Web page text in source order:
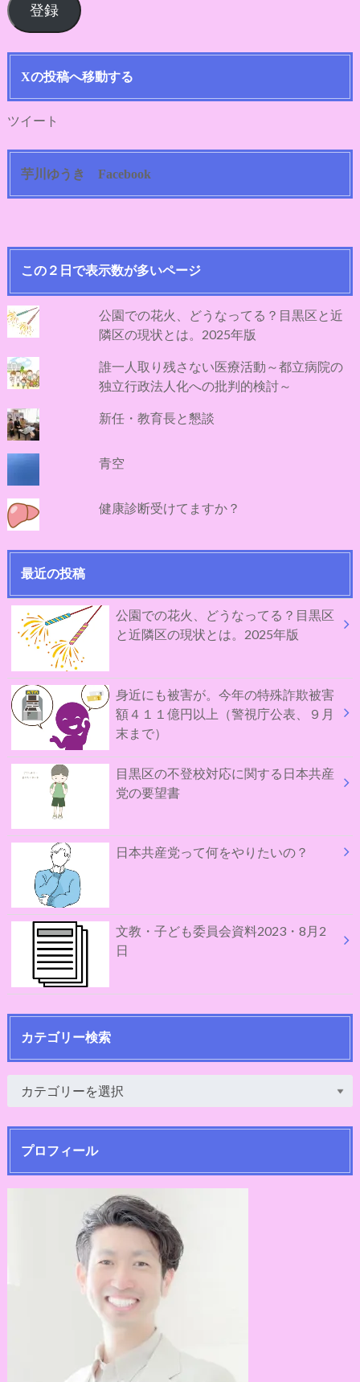
ア
ド
登録
Xの投稿へ移動する
ツイート
芋川ゆうき Facebook
この２日で表示数が多いページ
公園での花火、どうなってる？目黒区と近
隣区の現状とは。2025年版
誰一人取り残さない医療活動～都立病院の
独立行政法人化への批判的検討～
新任・教育長と懇談
青空
健康診断受けてますか？
最近の投稿
公園での花火、どうなってる？目黒区
と近隣区の現状とは。2025年版
身近にも被害が。今年の特殊詐欺被害
額４１１億円以上（警視庁公表、９月
末まで）
目黒区の不登校対応に関する日本共産
党の要望書
日本共産党って何をやりたいの？
文教・子ども委員会資料2023・8月2
日
カテゴリー検索
プロフィール